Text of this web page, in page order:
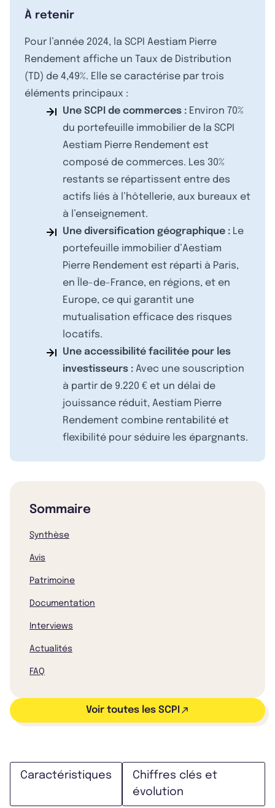
À retenir
Pour l’année 2024, la SCPI Aestiam Pierre
Rendement affiche un Taux de Distribution
(TD) de 4,49%. Elle se caractérise par trois
éléments principaux :
Une SCPI de commerces : Environ 70%
du portefeuille immobilier de la SCPI
Aestiam Pierre Rendement est
composé de commerces. Les 30%
restants se répartissent entre des
actifs liés à l’hôtellerie, aux bureaux et
à l’enseignement.
Une diversification géographique : Le
portefeuille immobilier d’Aestiam
Pierre Rendement est réparti à Paris,
en Île-de-France, en régions, et en
Europe, ce qui garantit une
mutualisation efficace des risques
locatifs.
Une accessibilité facilitée pour les
investisseurs : Avec une souscription
à partir de 9.220 € et un délai de
jouissance réduit, Aestiam Pierre
Rendement combine rentabilité et
flexibilité pour séduire les épargnants.
Sommaire
Synthèse
Avis
Patrimoine
Documentation
Interviews
Actualités
FAQ
Voir toutes les SCPI
Caractéristiques
Chiffres clés et
évolution